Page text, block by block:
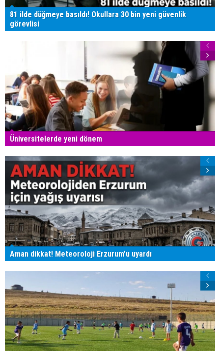
81 ilde düğmeye basıldı! Okullara 30 bin yeni güvenlik
görevlisi
Üniversitelerde yeni dönem
Aman dikkat! Meteoroloji Erzurum'u uyardı